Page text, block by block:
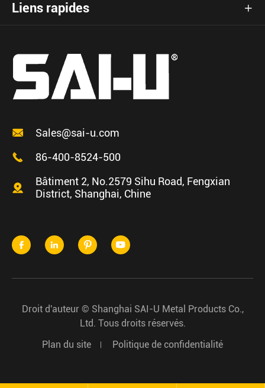
Liens rapides 

Sales@sai-u.com

86-400-8524-500

Bâtiment 2, No.2579 Sihu Road, Fengxian
District, Shanghai, Chine
   
Droit d'auteur © Shanghai SAI-U Metal Products Co.,
Ltd. Tous droits réservés.
Plan du site
Politique de confidentialité